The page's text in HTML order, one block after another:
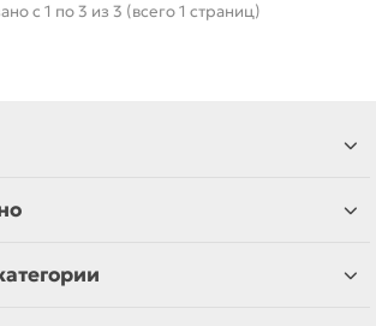
с 1 по 3 из 3 (всего 1 страниц)